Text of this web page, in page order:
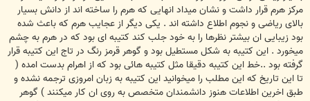
مرکز هرم قرار داشت و نشان میداد انهایی که هرم را ساخته اند از دانش بسیار
بالای ریاضی و نجوم اطلاع داشته اند . یکی دیگر از عجایب هرم که باعث شده
بود زیبایی ان بیشتر نظرها را به خود جلب کند کتیبه ای بود که در هرم به چشم
میخورد . این کتیبه به شکل مستطیل بود و گوهر قرمز رنگ در تاج این کتیبه قرار
گرفته بود ..خط این کتیبه دقیقا مثل کتیبه هائی بود که از اهرام بدست امده (
تا این تاریخ که این مطلب را میخوانید این کتیبه به زبان امروزی ترجمه نشده و
طبق اخرین اطلاعات هنوز دانشمندان متخصص به روی ان کار میکنند ) گوهر